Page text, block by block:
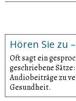
Hören Sie zu
Oft sagt ein
geschriebene
Audiobeiträge zu
Gesundheit.